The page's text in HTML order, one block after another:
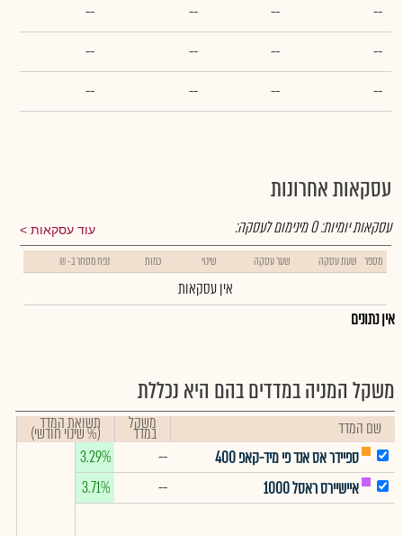
--
--
--
--
--
--
--
--
--
--
--
--
עסקאות אחרונות
עוד עסקאות עסקאות יומיות:0מינימום לעסקה:
מספר שעת עסקה שער עסקה שינוי כמות נפח מסחר ב- ₪
אין עסקאות
אין נתונים
משקל המניה במדדים בהם היא נכללת
שם המדד משקל
במדד תשואת המדד
(% שינוי חודשי)
ספיידר אס אנד פי מיד-קאפ 400
--
3.29%
איישיירס ראסל 1000
--
3.71%